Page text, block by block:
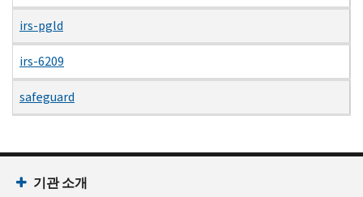
irs-pgld
irs-6209
safeguard
기관 소개